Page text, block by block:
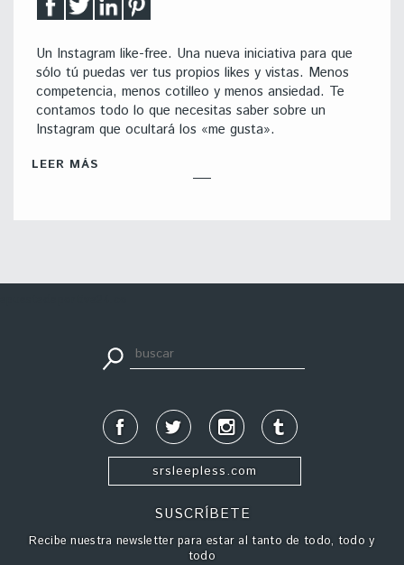
Un Instagram like-free. Una nueva iniciativa para que
sólo tú puedas ver tus propios likes y vistas. Menos
competencia, menos cotilleo y menos ansiedad. Te
contamos todo lo que necesitas saber sobre un
Instagram que ocultará los «me gusta».
LEER MÁS
srsleepless.com
SUSCRÍBETE
Recibe nuestra newsletter para estar al tanto de todo, todo y
todo